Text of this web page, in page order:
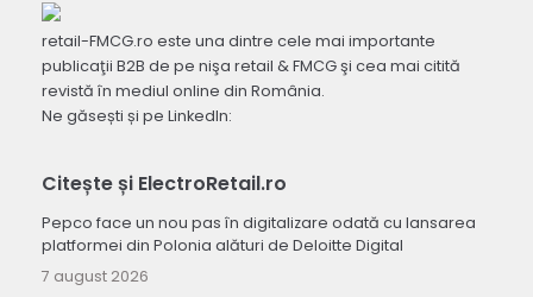
retail-FMCG.ro este una dintre cele mai importante
publicaţii B2B de pe nişa retail & FMCG şi cea mai citită
revistă în mediul online din România.
Ne găsești și pe LinkedIn:
Citește și ElectroRetail.ro
Pepco face un nou pas în digitalizare odată cu lansarea
platformei din Polonia alături de Deloitte Digital
7 august 2026